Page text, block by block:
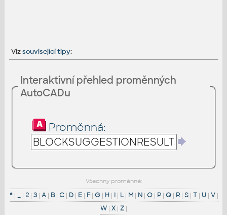
Vizsouvisející tipy:
Interaktivní přehled proměnných
AutoCADu
Proměnná:
Všechny proměnné:
*| _| 2| 3| A| B| C| D| E| F| G| H | I| L| M| N| O| P| Q| R| S| T| U| V|
W | X | Z |